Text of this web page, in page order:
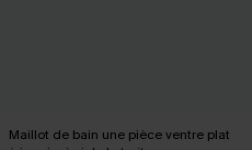
Maillot de bain une pièce ventre plat